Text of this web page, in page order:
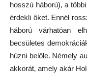
hosszú háború), a
érdekli őket. Ennél
háború várhatóan
becsületes
húzni belőle. Némely
akkorát, amely akár